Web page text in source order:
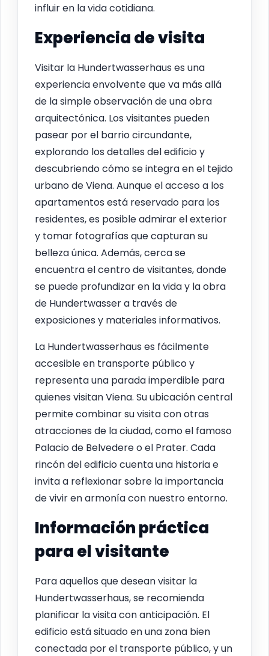
influir en la vida cotidiana.
Experiencia de visita
Visitar la Hundertwasserhaus es una
experiencia envolvente que va más allá
de la simple observación de una obra
arquitectónica. Los visitantes pueden
pasear por el barrio circundante,
explorando los detalles del edificio y
descubriendo cómo se integra en el tejido
urbano de Viena. Aunque el acceso a los
apartamentos está reservado para los
residentes, es posible admirar el exterior
y tomar fotografías que capturan su
belleza única. Además, cerca se
encuentra el centro de visitantes, donde
se puede profundizar en la vida y la obra
de Hundertwasser a través de
exposiciones y materiales informativos.
La Hundertwasserhaus es fácilmente
accesible en transporte público y
representa una parada imperdible para
quienes visitan Viena. Su ubicación central
permite combinar su visita con otras
atracciones de la ciudad, como el famoso
Palacio de Belvedere o el Prater. Cada
rincón del edificio cuenta una historia e
invita a reflexionar sobre la importancia
de vivir en armonía con nuestro entorno.
Información práctica
para el visitante
Para aquellos que desean visitar la
Hundertwasserhaus, se recomienda
planificar la visita con anticipación. El
edificio está situado en una zona bien
conectada por el transporte público, y un